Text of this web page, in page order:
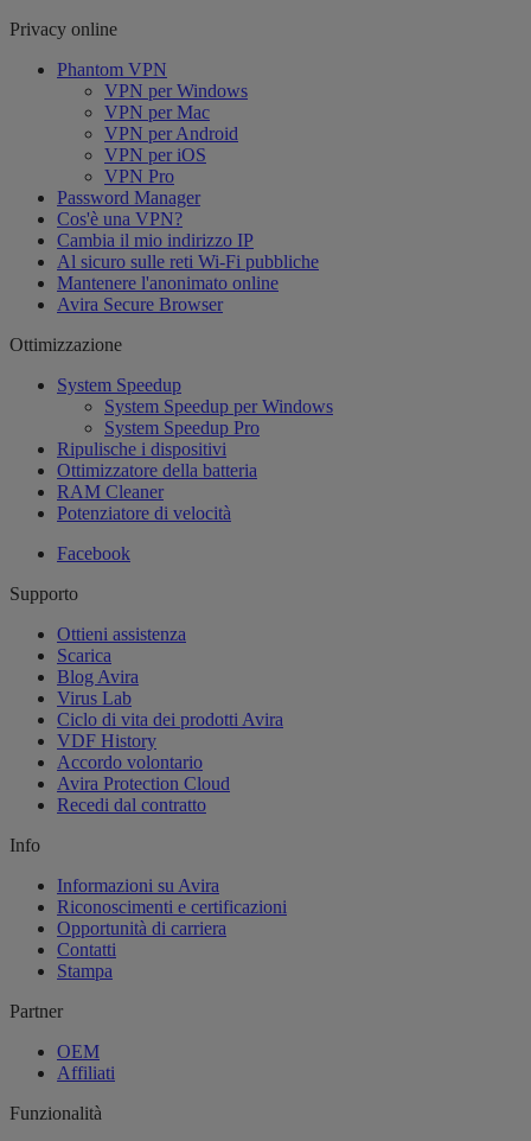
Privacy online
Phantom VPN
VPN per Windows
VPN per Mac
VPN per Android
VPN per iOS
VPN Pro
Password Manager
Cos'è una VPN?
Cambia il mio indirizzo IP
Al sicuro sulle reti Wi-Fi pubbliche
Mantenere l'anonimato online
Avira Secure Browser
Ottimizzazione
System Speedup
System Speedup per Windows
System Speedup Pro
Ripulische i dispositivi
Ottimizzatore della batteria
RAM Cleaner
Potenziatore di velocità
Facebook
Supporto
Ottieni assistenza
Scarica
Blog Avira
Virus Lab
Ciclo di vita dei prodotti Avira
VDF History
Accordo volontario
Avira Protection Cloud
Recedi dal contratto
Info
Informazioni su Avira
Riconoscimenti e certificazioni
Opportunità di carriera
Contatti
Stampa
Partner
OEM
Affiliati
Funzionalità